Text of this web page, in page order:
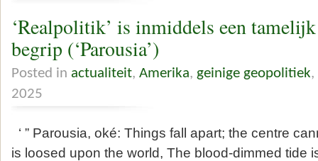
‘Realpolitik’ is inmiddels een tamelijk
begrip (‘Parousia’)
Posted in actualiteit, Amerika, geinige geopolitiek,
2025
‘ ” Parousia, oké: Things fall apart; the centre
is loosed upon the world, The blood-dimmed tide